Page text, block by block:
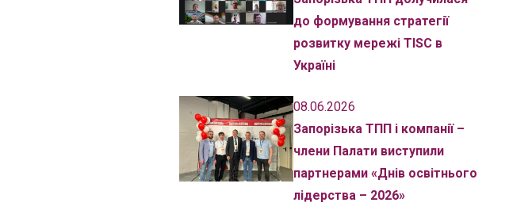
до формування стратегії
розвитку мережі TISC в
Україні
08.06.2026
Запорізька ТПП і компанії –
члени Палати виступили
партнерами «Днів освітнього
лідерства – 2026»